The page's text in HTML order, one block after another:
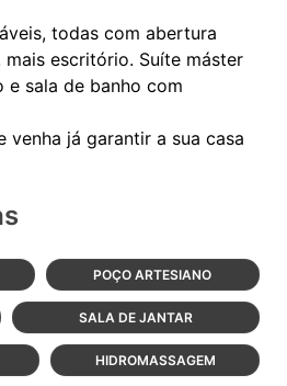
todas com abertura
escritório. Suíte máster
sala de banho com
venha já garantir a sua casa
POÇO ARTESIANO
SALA DE JANTAR
HIDROMASSAGEM